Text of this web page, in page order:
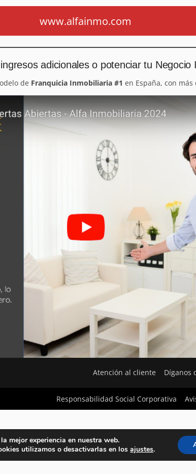
www.alfainmo.com
adicionales o potenciar tu Negocio
de Franquicia Inmobiliaria #1 en España, con
Atención al cliente Díganos
Responsabilidad Social Corporativa
mejor experiencia en nuestra web.
utilizamos o desactivarlas en losajustes.